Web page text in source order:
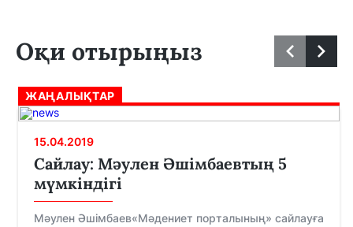
Оқи отырыңыз
ЖАҢАЛЫҚТАР
15.04.2019
Сайлау: Мәулен Әшімбаевтың 5
мүмкіндігі
Мәулен Әшімбаев«Мәдениет порталының» сайлауға